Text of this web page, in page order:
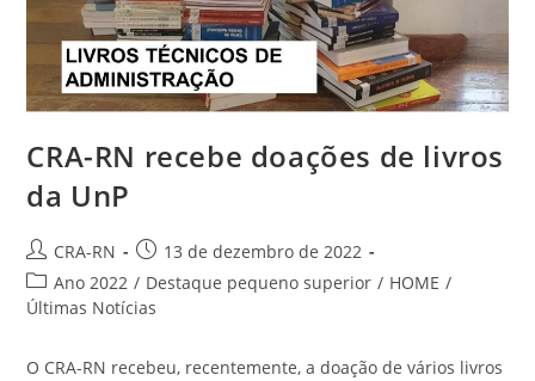
CRA-RN recebe doações de livros
da UnP
Autor
do
post:
CRA-RN
Post
publicado:
13 de dezembro de 2022
Categoria
do
Ano 2022 / Destaque pequeno superior / HOME /
Últimas Notícias
O CRA-RN recebeu, recentemente, a doação de vários livros